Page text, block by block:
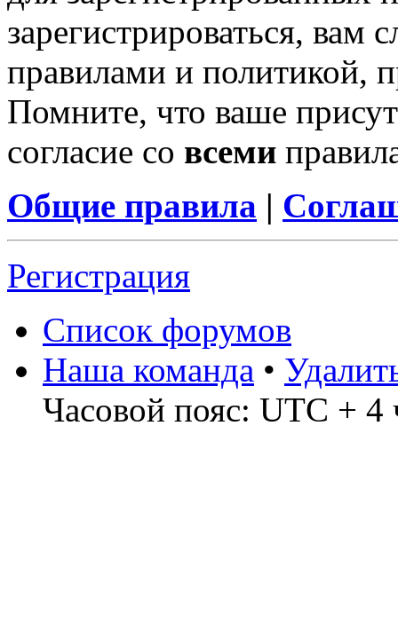
зарегистрироваться, вам
правилами и политикой,
Помните, что ваше
согласие со всеми
Общие правила |
Регистрация
Список форумов
Наша команда •
Часовой пояс: UTC + 4